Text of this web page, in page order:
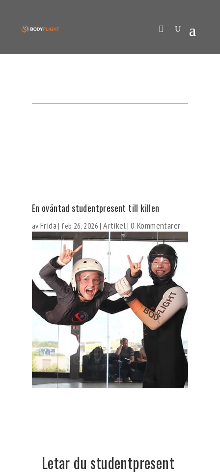
En oväntad studentpresent till killen
av Frida| feb 26, 2026 |Artikel|0 Kommentarer
Letar du studentpresent